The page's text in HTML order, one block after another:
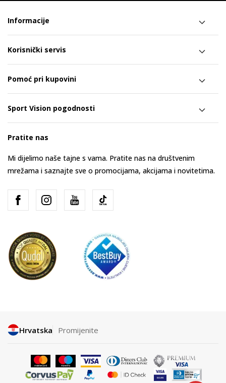
Informacije
Korisnički servis
Pomoć pri kupovini
Sport Vision pogodnosti
Pratite nas
Mi dijelimo naše tajne s vama. Pratite nas na društvenim
mrežama i saznajte sve o promocijama, akcijama i novitetima.
Hrvatska Promijenite